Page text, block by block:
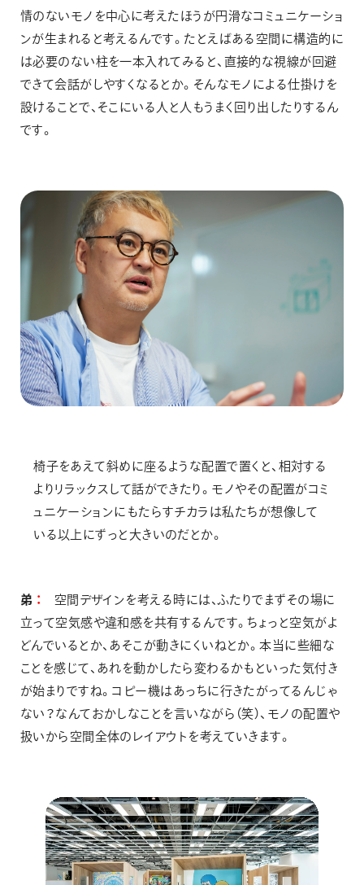
情のないモノを中心に考えたほうが円滑なコミュニケーショ
ンが生まれると考えるんです。たとえばある空間に構造的に
は必要のない柱を一本入れてみると、直接的な視線が回避
できて会話がしやすくなるとか。そんなモノによる仕掛けを
設けることで、そこにいる人と人もうまく回り出したりするん
です。
椅子をあえて斜めに座るような配置で置くと、相対する
よりリラックスして話ができたり。モノやその配置がコミ
ュニケーションにもたらすチカラは私たちが想像して
いる以上にずっと大きいのだとか。
弟
空間デザインを考える時には、ふたりでまずその場に
立って空気感や違和感を共有するんです。ちょっと空気がよ
どんでいるとか、あそこが動きにくいねとか。本当に些細な
ことを感じて、あれを動かしたら変わるかもといった気付き
が始まりですね。コピー機はあっちに行きたがってるんじゃ
ない？なんておかしなことを言いながら（笑）、モノの配置や
扱いから空間全体のレイアウトを考えていきます。